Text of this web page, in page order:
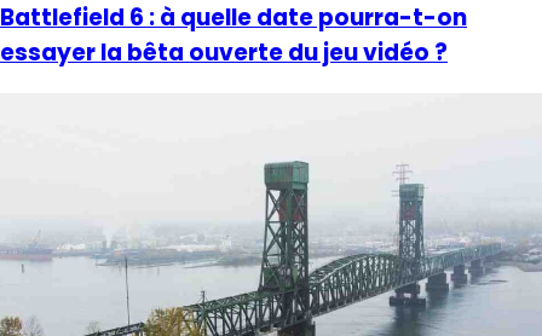
Battlefield 6 : à quelle date pourra-t-on
essayer la bêta ouverte du jeu vidéo ?